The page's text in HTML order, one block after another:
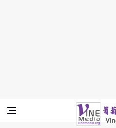
Vine Media
葡萄樹傳媒